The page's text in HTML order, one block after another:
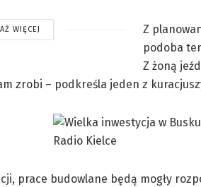
WIĘCEJ
Z
podoba
Z żoną
zrobi – podkreśla jeden z
prace budowlane będą mogły